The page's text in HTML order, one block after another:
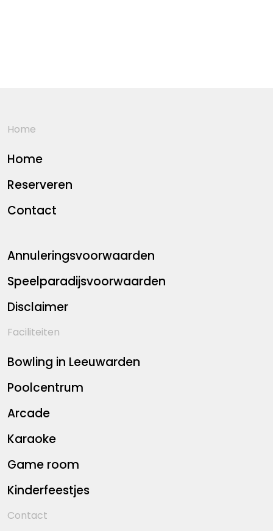
Home
Home
Reserveren
Contact
Annuleringsvoorwaarden
Speelparadijsvoorwaarden
Disclaimer
Faciliteiten
Bowling in Leeuwarden
Poolcentrum
Arcade
Karaoke
Game room
Kinderfeestjes
Contact